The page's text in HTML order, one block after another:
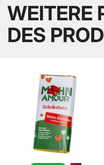
WEITERE
DES